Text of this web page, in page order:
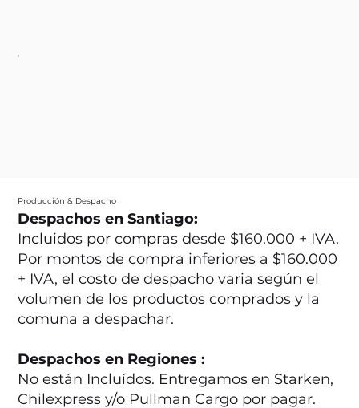
Producción & Despacho
Despachos en Santiago:
Incluidos por compras desde $160.000 + IVA.
Por montos de compra inferiores a $160.000
+ IVA, el costo de despacho varia según el
volumen de los productos comprados y la
comuna a despachar.
Despachos en Regiones :
No están Incluídos. Entregamos en Starken,
Chilexpress y/o Pullman Cargo por pagar.